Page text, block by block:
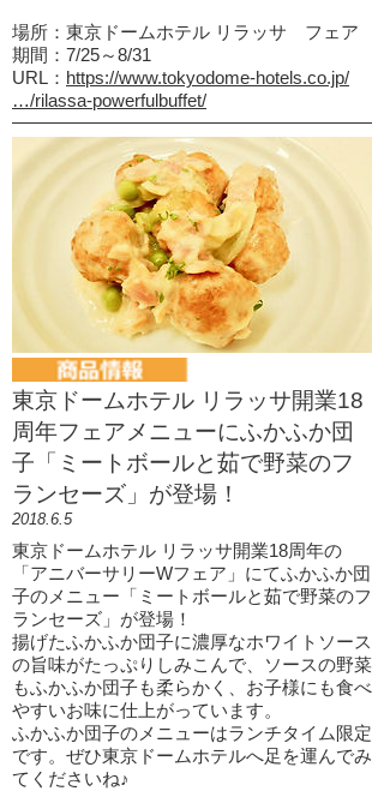
場所：東京ドームホテル リラッサ フェア
期間：7/25～8/31
URL： https://www.tokyodome-hotels.co.jp/
…/rilassa-powerfulbuffet/
東京ドームホテル リラッサ開業18
周年フェアメニューにふかふか団
子「ミートボールと茹で野菜のフ
ランセーズ」が登場！
2018.6.5
東京ドームホテル リラッサ開業18周年の
「アニバーサリーWフェア」にてふかふか団
子のメニュー「ミートボールと茹で野菜のフ
ランセーズ」が登場！
揚げたふかふか団子に濃厚なホワイトソース
の旨味がたっぷりしみこんで、ソースの野菜
もふかふか団子も柔らかく、お子様にも食べ
やすいお味に仕上がっています。
ふかふか団子のメニューはランチタイム限定
です。ぜひ東京ドームホテルへ足を運んでみ
てくださいね♪